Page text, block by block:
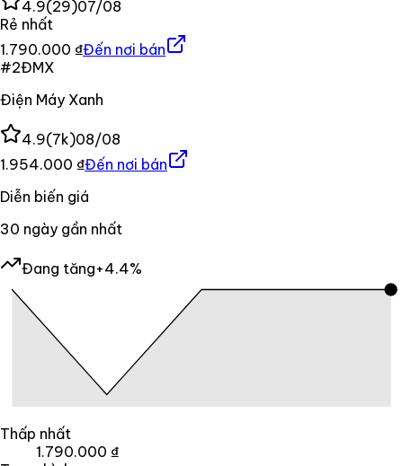
4.9(29)07/08
Rẻ nhất
1.790.000 ₫Đến nơi bán
#2ĐMX
Điện Máy Xanh
4.9(7k)08/08
1.954.000 ₫Đến nơi bán
Diễn biến giá
30 ngày gần nhất
Đang tăng+4.4%
Thấp nhất
1.790.000 ₫